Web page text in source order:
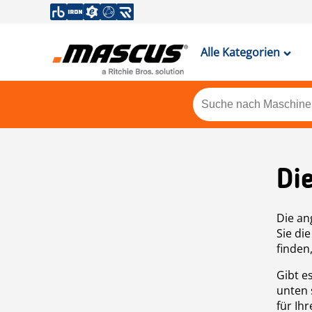
Alle Kategorien
Die
Sie
Gibt
unten
für